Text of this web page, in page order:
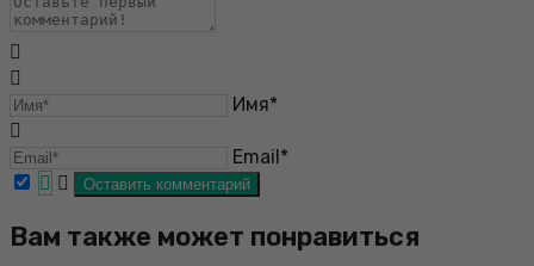
Имя*
Email*
Вам также может понравиться